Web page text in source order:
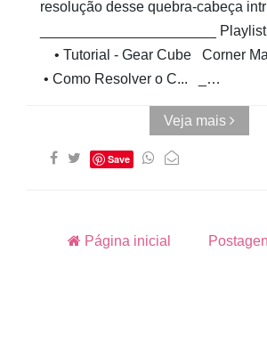
resolução desse quebra-cabeça
______________________
• Tutorial - Gear Cube Corner
• Como Resolver o C... _…
Veja mais
Save
Página inicial